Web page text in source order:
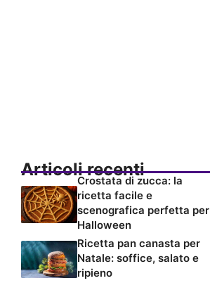
Articoli recenti
Crostata di zucca: la
ricetta facile e
scenografica perfetta per
Halloween
Ricetta pan canasta per
Natale: soffice, salato e
ripieno